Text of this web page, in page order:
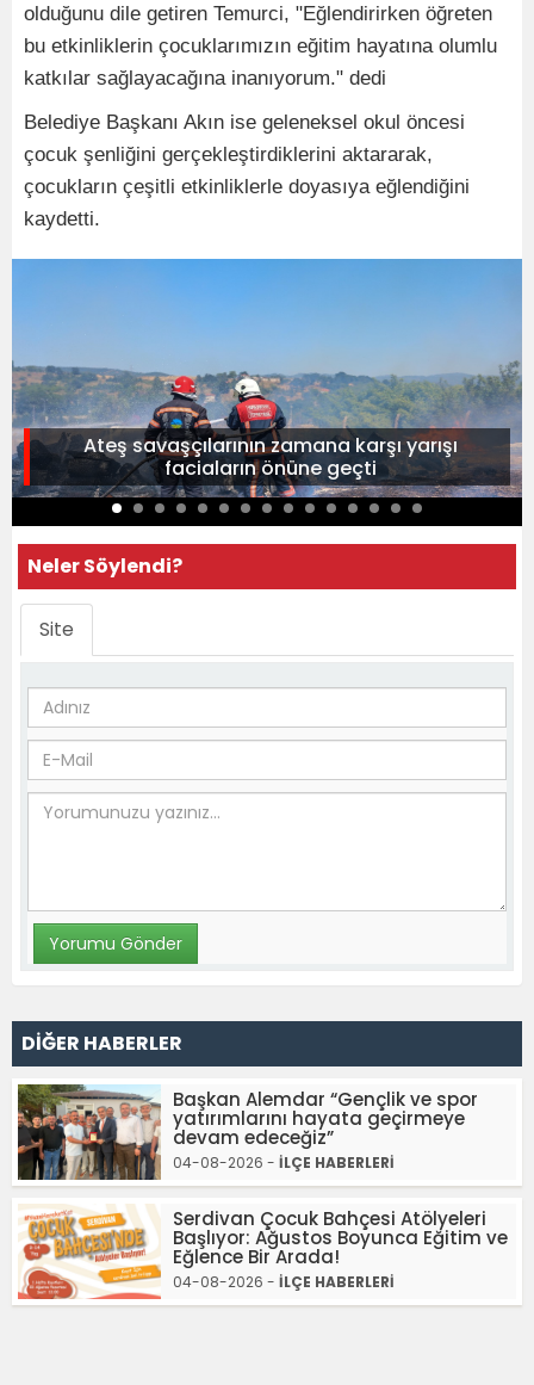
olduğunu dile getiren Temurci, "Eğlendirirken öğreten
bu etkinliklerin çocuklarımızın eğitim hayatına olumlu
katkılar sağlayacağına inanıyorum." dedi
Belediye Başkanı Akın ise geleneksel okul öncesi
çocuk şenliğini gerçekleştirdiklerini aktararak,
çocukların çeşitli etkinliklerle doyasıya eğlendiğini
kaydetti.
Ateş savaşçılarının zamana karşı yarışı
faciaların önüne geçti
Neler Söylendi?
Site
DİĞER HABERLER
Başkan Alemdar “Gençlik ve spor
yatırımlarını hayata geçirmeye
devam edeceğiz”
04-08-2026 - İLÇE HABERLERİ
Serdivan Çocuk Bahçesi Atölyeleri
Başlıyor: Ağustos Boyunca Eğitim ve
Eğlence Bir Arada!
04-08-2026 - İLÇE HABERLERİ